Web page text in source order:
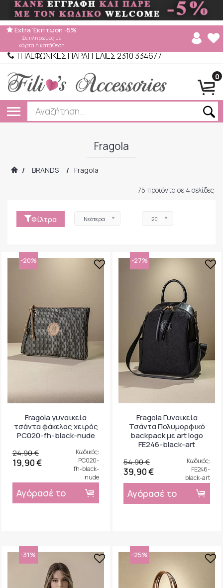
ΤΗΛΕΦΩΝΙΚΕΣ ΠΑΡΑΓΓΕΛΙΕΣ 2310 334677
0
Extra Έκπτωση -5%
Σε πληρωμές με
κάρτα ή κατάθεση
Fragola
/ BRANDS / Fragola
75 προϊόντα σε 4 σελίδες:
Φίλτρα Νεότερα 20
-20%
Fragola γυναικεία
τσάντα φάκελος χειρός
PC020-fh-black-nude
24,90 €
19,90 €
Κωδικός:
PC020-
fh-black-
nude
Αγόρασέ το
-27%
Fragola Γυναικεία
Τσάντα Πολυμορφικό
backpack με art logo
FE246-black-art
54,90 €
39,90 €
Κωδικός:
FE246-
black-art
Αγόρασέ το
-31% -25%